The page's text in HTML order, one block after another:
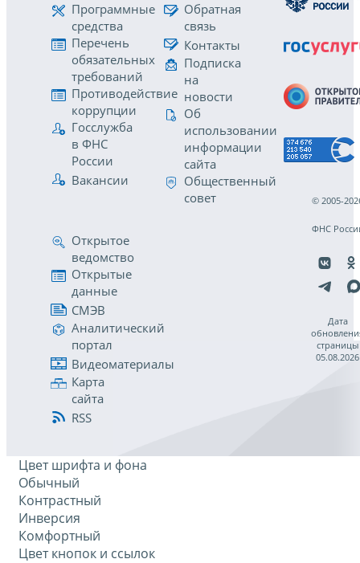
Программные
средства
Перечень
обязательных
требований
Противодействие
коррупции
Госслужба
в ФНС
России
Вакансии
Обратная
связь
Контакты
Подписка
на
новости
Об
использовании
информации
сайта
Общественный
совет
Открытое
ведомство
Открытые
данные
СМЭВ
Аналитический
портал
Видеоматериалы
Карта
сайта
RSS
© 2005-
ФНС
Дата
страницы
05.08.2026
Цвет шрифта и фона
Обычный
Контрастный
Инверсия
Комфортный
Цвет кнопок и ссылок